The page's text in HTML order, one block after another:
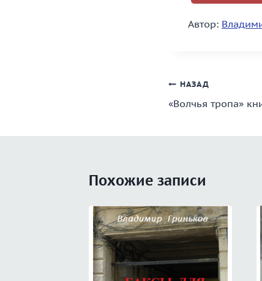
Автор:
Навигация
по
НАЗАД
«Волчья тропа»
Похожие записи